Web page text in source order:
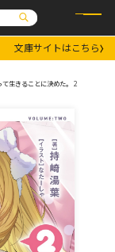
広報室
はこちら
文庫サイトはこちら
生きることに決めた。 2